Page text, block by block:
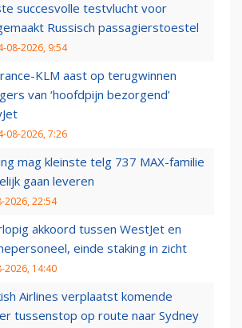
succesvolle testvlucht voor
Russisch passagierstoestel
08-2026, 9:54
KLM aast op terugwinnen
van ‘hoofdpijn bezorgend’
08-2026, 7:26
mag kleinste telg 737 MAX-familie
gaan leveren
2026, 22:54
akkoord tussen WestJet en
einde staking in zicht
2026, 14:40
Airlines verplaatst komende
tussenstop op route naar Sydney